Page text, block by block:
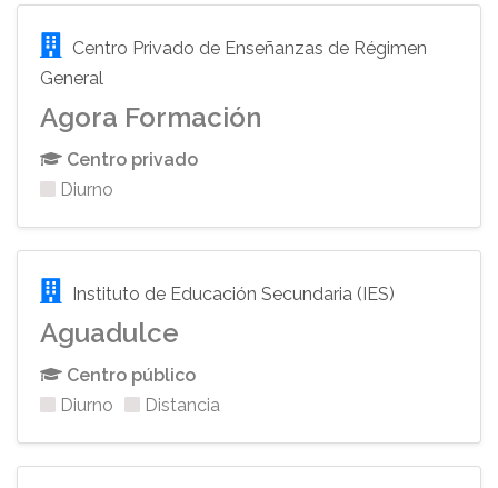
Centro Privado de Enseñanzas de Régimen
General
Agora Formación
Centro privado
Diurno
Instituto de Educación Secundaria (IES)
Aguadulce
Centro público
Diurno
Distancia